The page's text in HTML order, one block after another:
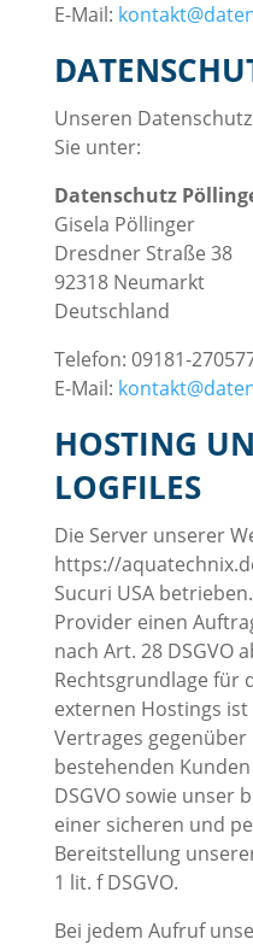
E-Mail:
Unseren
Sie unter:
Datenschutz
Gisela Pöllinger
Dresdner Straße 38
92318 Neumarkt
Deutschland
Telefon: 09181-
E-Mail:
HOSTING
LOGFILES
Die Server unserer
https://
Sucuri USA
Provider einen
nach Art. 28 DSGVO
Rechtsgrundlage für
externen Hostings
Vertrages
bestehenden
DSGVO sowie unser
einer sicheren und
Bereitstellung
1 lit. f DSGVO.
Bei jedem Aufruf